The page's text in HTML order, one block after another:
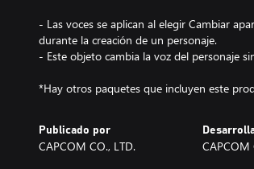
- Las voces se aplican al elegir Cambiar
durante la creación de un personaje.
- Este objeto cambia la voz del personaje
*Hay otros paquetes que incluyen este
Publicado por
CAPCOM CO., LTD. CAPCOM